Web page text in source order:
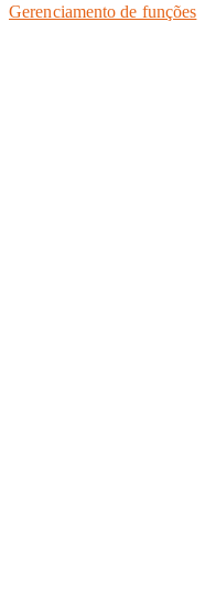
Gerenciamento de funções